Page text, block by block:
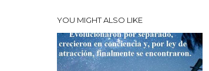
YOU MIGHT ALSO LIKE